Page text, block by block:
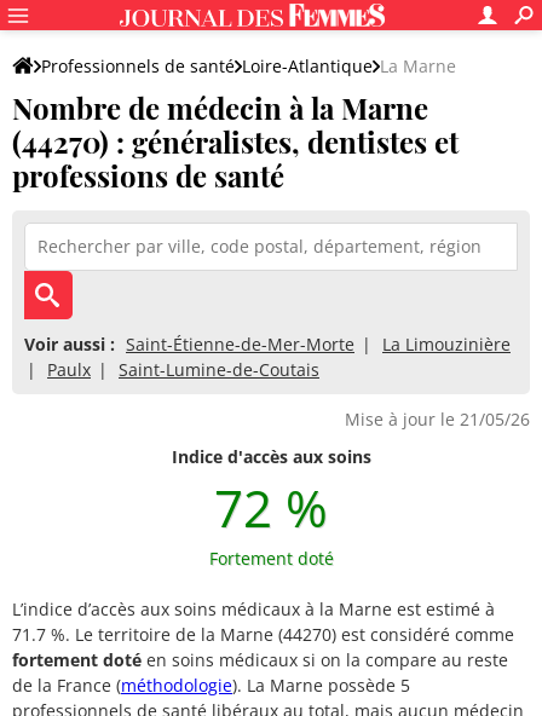
Professionnels de santé Loire-Atlantique La Marne
Nombre de médecin à la Marne
(44270) : généralistes, dentistes et
professions de santé
Voir aussi : Saint-Étienne-de-Mer-Morte
La Limouzinière
Paulx
Saint-Lumine-de-Coutais
Mise à jour le 21/05/26
Indice d'accès aux soins
72 %
Fortement doté
L’indice d’accès aux soins médicaux à la Marne est estimé à
71.7 %. Le territoire de la Marne (44270) est considéré comme
fortement doté en soins médicaux si on la compare au reste
de la France (méthodologie). La Marne possède 5
professionnels de santé libéraux au total, mais aucun médecin